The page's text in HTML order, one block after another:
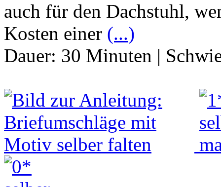
auch für den Dachstuhl,
Kosten einer (...)
Dauer: 30 Minuten |